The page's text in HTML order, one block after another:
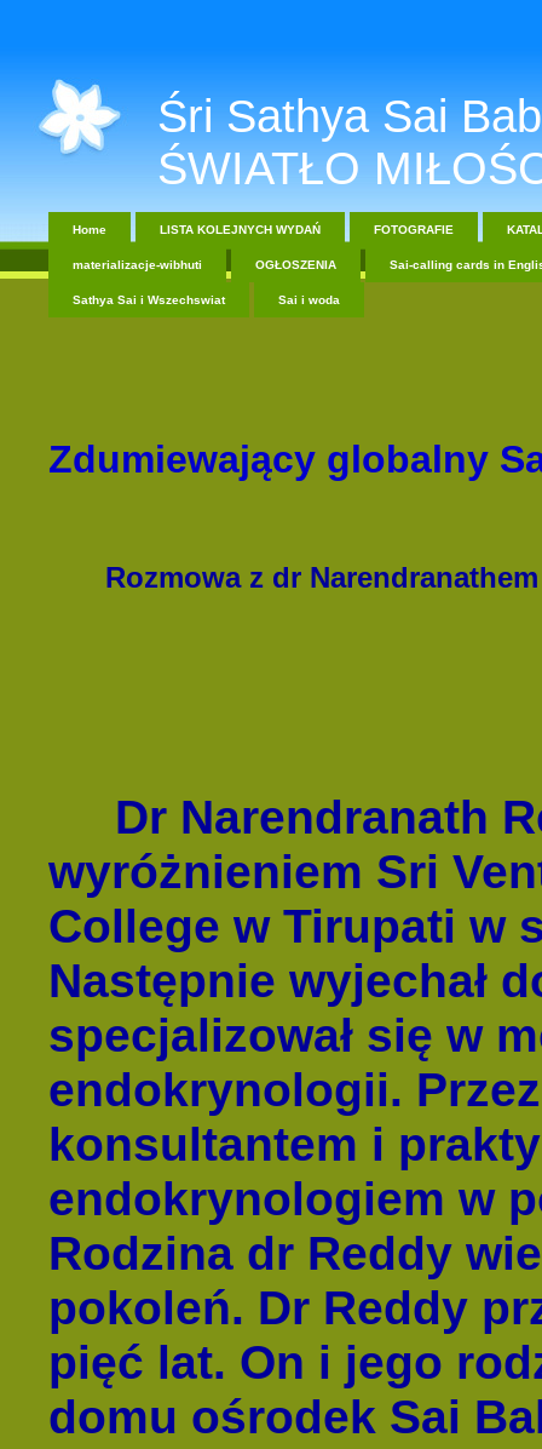
Śri Sathya Sai
ŚWIATŁO
Home LISTA KOLEJNYCH WYDAŃ FOTOGRAFIE
materializacje-wibhuti OGŁOSZENIA Sai-calling cards in
Sathya Sai i Wszechswiat Sai i woda
Zdumiewający globalny
Rozmowa z dr
Dr Narendranath
wyróżnieniem Sri
College w Tirupati w
Następnie wyjechał
specjalizował się w
endokrynologii.
konsultantem i
endokrynologiem w
Rodzina dr Reddy
pokoleń. Dr Reddy
pięć lat. On i jego
domu ośrodek Sai